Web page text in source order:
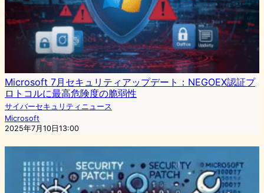
Microsoft 7月セキュリティアップデート：NEGOEX認証プ
ロトコルに最高危険度の脆弱性
サイバーセキュリティニュース
Microsoft
2025年7月10日13:00